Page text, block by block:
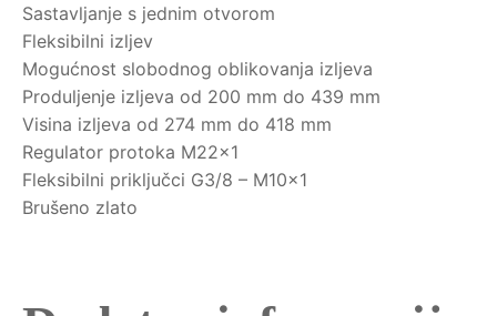
Sastavljanje s jednim otvorom
Fleksibilni izljev
Mogućnost slobodnog oblikovanja izljeva
Produljenje izljeva od 200 mm do 439 mm
Visina izljeva od 274 mm do 418 mm
Regulator protoka M22x1
Fleksibilni priključci G3/8 – M10x1
Brušeno zlato